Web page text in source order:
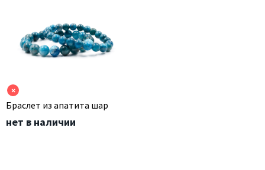
×
Браслет из апатита шар
нет в наличии